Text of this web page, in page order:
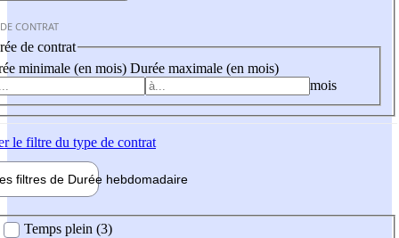
CONTRAT
de contrat
minimale (en mois) Durée maximale (en mois)
mois
le filtre du type de contrat
filtres de Durée hebdomadaire
Temps plein (3)